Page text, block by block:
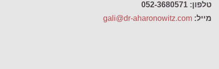
טלפון: 052-3680571
מייל: gali@dr-aharonowitz.com